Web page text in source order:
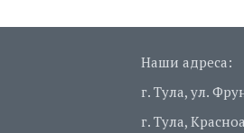
Наши адреса:
г. Тула, ул.
г. Тула,